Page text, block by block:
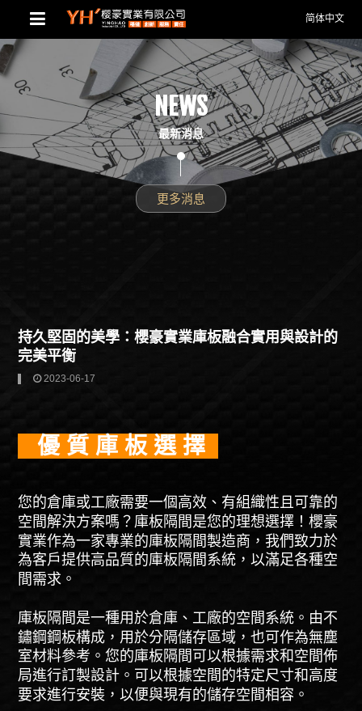
简体中文
NEWS
最新消息
更多消息
持久堅固的美學：櫻豪實業庫板融合實用與設計的
完美平衡
2023-06-17
優 質 庫 板 選 擇
您的倉庫或工廠需要一個高效、有組織性且可靠的
空間解決方案嗎？庫板隔間是您的理想選擇！櫻豪
實業作為一家專業的庫板隔間製造商，我們致力於
為客戶提供高品質的庫板隔間系統，以滿足各種空
間需求。
庫板隔間是一種用於倉庫、工廠的空間系統。由不
鏽鋼鋼板構成，用於分隔儲存區域，也可作為無塵
室材料參考。您的庫板隔間可以根據需求和空間佈
局進行訂製設計。可以根據空間的特定尺寸和高度
要求進行安裝，以便與現有的儲存空間相容。